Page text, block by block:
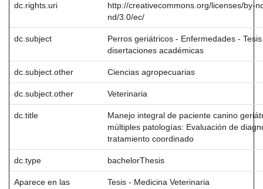
dc.rights.uri
http://creativecommons.org/licenses/by-
nd/3.0/ec/
dc.subject
Perros geriátricos - Enfermedades -
disertaciones académicas
dc.subject.other Ciencias agropecuarias
dc.subject.other Veterinaria
dc.title
Manejo integral de paciente canino
múltiples patologías: Evaluación de
tratamiento coordinado
dc.type bachelorThesis
Aparece en las
Tesis - Medicina Veterinaria